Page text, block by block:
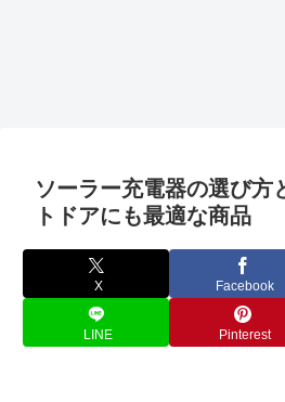
ソーラー充電器の選び方
トドアにも最適な商品
X Facebook
LINE Pinterest